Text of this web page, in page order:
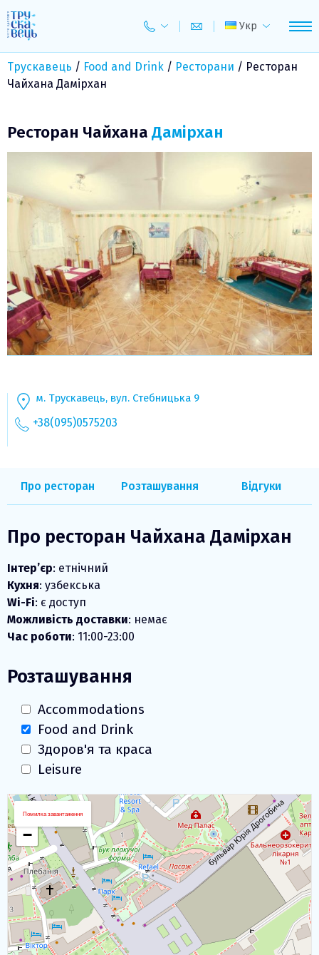
to
content
Укр
Трускавець / Food and Drink / Ресторани / Ресторан
Чайхана Дамірхан
Ресторан Чайхана Дамірхан
м. Трускавець, вул. Стебницька 9
+38(095)0575203
Про ресторан Розташування Відгуки
Про ресторан Чайхана Дамірхан
Інтер’єр: етнічний
Кухня: узбекська
Wi-Fi: є доступ
Можливість доставки: немає
Час роботи: 11:00-23:00
Розташування
Accommodations
Food and Drink
Здоров'я та краса
Leisure
Завантаження карти
+
−
Помилка завантаження